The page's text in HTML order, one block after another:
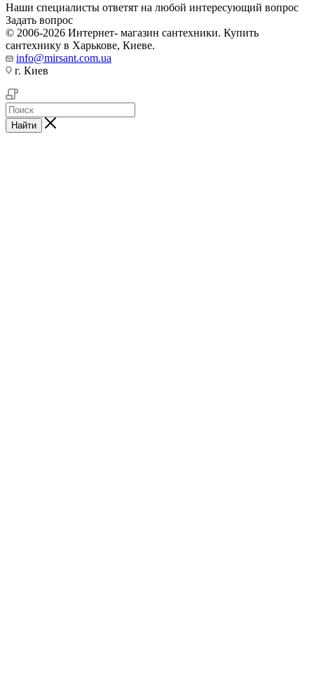
Наши специалисты ответят на любой интересующий вопрос
Задать вопрос
© 2006-2026 Интернет- магазин сантехники. Купить
сантехнику в Харькове, Киеве.
info@mirsant.com.ua
г. Киев
Найти